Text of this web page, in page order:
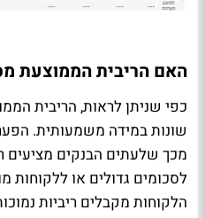
האם הריבית הממוצעת
כפי שניתן לראות, הריבית
שונות במידה משמעותית.
מכך שלעתים הבנקים מציעים
לסכומים גדולים או ללקוחות
הלקוחות מקבלים ריביות